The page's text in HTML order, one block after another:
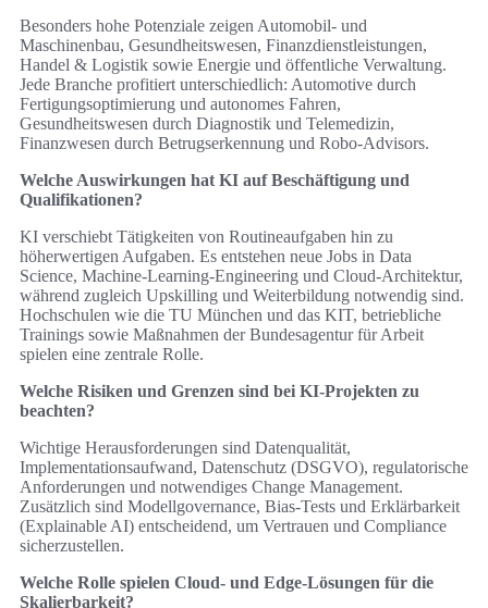
Besonders hohe Potenziale zeigen Automobil- und
Maschinenbau, Gesundheitswesen, Finanzdienstleistungen,
Handel & Logistik sowie Energie und öffentliche Verwaltung.
Jede Branche profitiert unterschiedlich: Automotive durch
Fertigungsoptimierung und autonomes Fahren,
Gesundheitswesen durch Diagnostik und Telemedizin,
Finanzwesen durch Betrugserkennung und Robo-Advisors.
Welche Auswirkungen hat KI auf Beschäftigung und
Qualifikationen?
KI verschiebt Tätigkeiten von Routineaufgaben hin zu
höherwertigen Aufgaben. Es entstehen neue Jobs in Data
Science, Machine-Learning-Engineering und Cloud-Architektur,
während zugleich Upskilling und Weiterbildung notwendig sind.
Hochschulen wie die TU München und das KIT, betriebliche
Trainings sowie Maßnahmen der Bundesagentur für Arbeit
spielen eine zentrale Rolle.
Welche Risiken und Grenzen sind bei KI-Projekten zu
beachten?
Wichtige Herausforderungen sind Datenqualität,
Implementationsaufwand, Datenschutz (DSGVO), regulatorische
Anforderungen und notwendiges Change Management.
Zusätzlich sind Modellgovernance, Bias-Tests und Erklärbarkeit
(Explainable AI) entscheidend, um Vertrauen und Compliance
sicherzustellen.
Welche Rolle spielen Cloud- und Edge-Lösungen für die
Skalierbarkeit?